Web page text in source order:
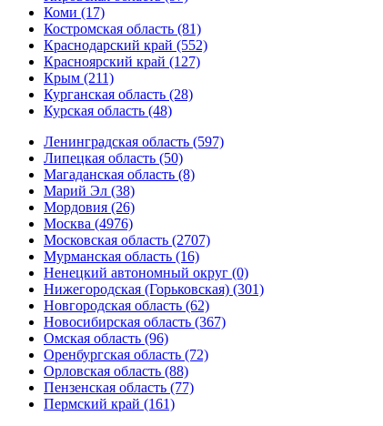
Коми (17)
Костромская область (81)
Краснодарский край (552)
Красноярский край (127)
Крым (211)
Курганская область (28)
Курская область (48)
Ленинградская область (597)
Липецкая область (50)
Магаданская область (8)
Марий Эл (38)
Мордовия (26)
Москва (4976)
Московская область (2707)
Мурманская область (16)
Ненецкий автономный округ (0)
Нижегородская (Горьковская) (301)
Новгородская область (62)
Новосибирская область (367)
Омская область (96)
Оренбургская область (72)
Орловская область (88)
Пензенская область (77)
Пермский край (161)